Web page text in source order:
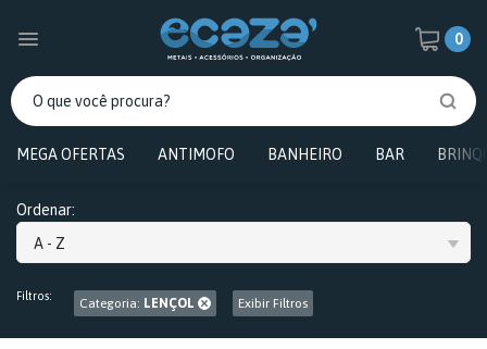
0
MEGA OFERTAS ANTIMOFO BANHEIRO BAR
Ordenar:
A - Z
Filtros: Categoria: LENÇOL Exibir Filtros